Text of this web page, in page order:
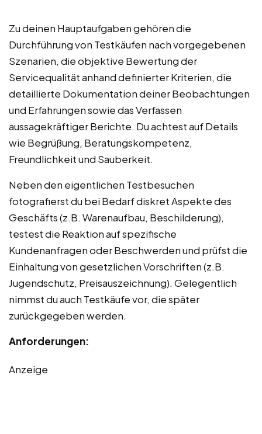
Zu deinen Hauptaufgaben gehören die
Durchführung von Testkäufen nach vorgegebenen
Szenarien, die objektive Bewertung der
Servicequalität anhand definierter Kriterien, die
detaillierte Dokumentation deiner Beobachtungen
und Erfahrungen sowie das Verfassen
aussagekräftiger Berichte. Du achtest auf Details
wie Begrüßung, Beratungskompetenz,
Freundlichkeit und Sauberkeit.
Neben den eigentlichen Testbesuchen
fotografierst du bei Bedarf diskret Aspekte des
Geschäfts (z.B. Warenaufbau, Beschilderung),
testest die Reaktion auf spezifische
Kundenanfragen oder Beschwerden und prüfst die
Einhaltung von gesetzlichen Vorschriften (z.B.
Jugendschutz, Preisauszeichnung). Gelegentlich
nimmst du auch Testkäufe vor, die später
zurückgegeben werden.
Anforderungen:
Anzeige